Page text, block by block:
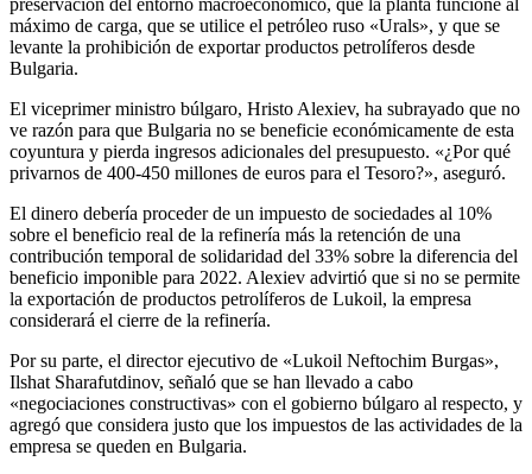
máximo de carga, que se utilice el petróleo ruso «Urals», y que se
levante la prohibición de exportar productos petrolíferos desde
Bulgaria.
El viceprimer ministro búlgaro, Hristo Alexiev, ha subrayado que no
ve razón para que Bulgaria no se beneficie económicamente de esta
coyuntura y pierda ingresos adicionales del presupuesto. «¿Por qué
privarnos de 400-450 millones de euros para el Tesoro?», aseguró.
El dinero debería proceder de un impuesto de sociedades al 10%
sobre el beneficio real de la refinería más la retención de una
contribución temporal de solidaridad del 33% sobre la diferencia del
beneficio imponible para 2022. Alexiev advirtió que si no se permite
la exportación de productos petrolíferos de Lukoil, la empresa
considerará el cierre de la refinería.
Por su parte, el director ejecutivo de «Lukoil Neftochim Burgas»,
Ilshat Sharafutdinov, señaló que se han llevado a cabo
«negociaciones constructivas» con el gobierno búlgaro al respecto, y
agregó que considera justo que los impuestos de las actividades de la
empresa se queden en Bulgaria.